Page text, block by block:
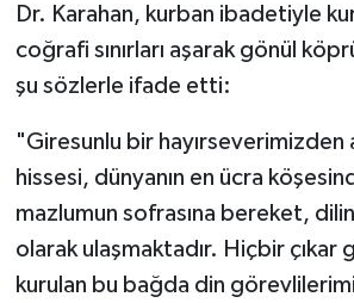
Dr. Karahan, kurban ibadetiyle
coğrafi sınırları aşarak gönül
şu sözlerle ifade etti:
"Giresunlu bir hayırseverimizden
hissesi, dünyanın en ücra
mazlumun sofrasına bereket,
olarak ulaşmaktadır. Hiçbir çıkar
kurulan bu bağda din
Kahramanmaraş Müftülüğü
Karabük Müftülüğü
Karaman Müftülüğü
Kars Müftülüğü
Kastamonu Müftülüğü